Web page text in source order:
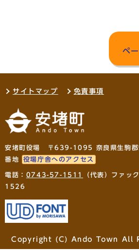
ペ
サイトマップ 免責事項
安堵町役場 〒639-1095 奈良県生駒郡
番地
役場庁舎へのアクセス
電話： 0743-57-1511
（代表）ファ
1526
Copyright (C) Ando Town All